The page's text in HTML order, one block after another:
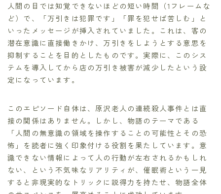
人間の目では知覚できないほどの短い時間（1フレームな
ど）で、「万引きは犯罪です」「罪を犯せば苦しむ」と
いったメッセージが挿入されていました。これは、客の
潜在意識に直接働きかけ、万引きをしようとする意思を
抑制することを目的としたものです。実際に、このシス
テムを導入してから店の万引き被害が減少したという設
定になっています。
このエピソード自体は、原沢老人の連続殺人事件とは直
接の関係はありません。しかし、物語のテーマである
「人間の無意識の領域を操作することの可能性とその恐
怖」を読者に強く印象付ける役割を果たしています。意
識できない情報によって人の行動が左右されるかもしれ
ない、という不気味なリアリティが、催眠術という一見
すると非現実的なトリックに説得力を持たせ、物語全体